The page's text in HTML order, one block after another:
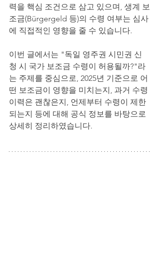
력을 핵심 조건으로 삼고 있으며, 생계 보
조금(Bürgergeld 등)의 수령 여부는 심사
에 직접적인 영향을 줄 수 있습니다.
이번 글에서는 "독일 영주권 시민권 신
청 시 국가 보조금 수령이 허용될까?"라
는 주제를 중심으로, 2025년 기준으로 어
떤 보조금이 영향을 미치는지, 과거 수령
이력은 괜찮은지, 언제부터 수령이 제한
되는지 등에 대해 공식 정보를 바탕으로
상세히 정리하였습니다.